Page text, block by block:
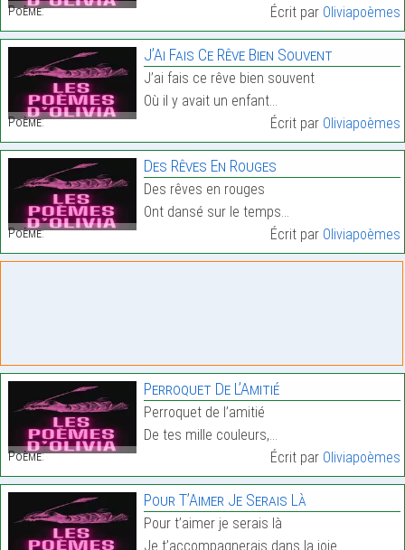
Poème:
Écrit par Oliviapoèmes
Poème:
J’Ai Fais Ce Rêve Bien Souvent
J’ai fais ce rêve bien souvent
Où il y avait un enfant…
Écrit par Oliviapoèmes
Poème:
Des Rêves En Rouges
Des rêves en rouges
Ont dansé sur le temps…
Écrit par Oliviapoèmes
Poème:
Perroquet De L’Amitié
Perroquet de l’amitié
De tes mille couleurs,…
Écrit par Oliviapoèmes
Pour T’Aimer Je Serais Là
Pour t’aimer je serais là
Je t’accompagnerais dans la joie…